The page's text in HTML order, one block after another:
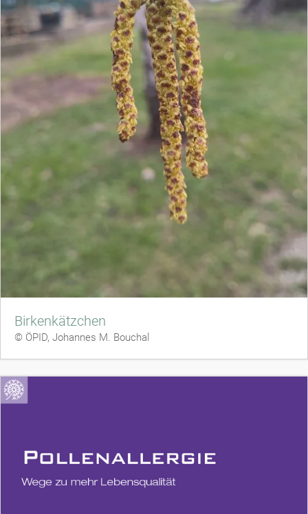
Birkenkätzchen
© ÖPID, Johannes M. Bouchal